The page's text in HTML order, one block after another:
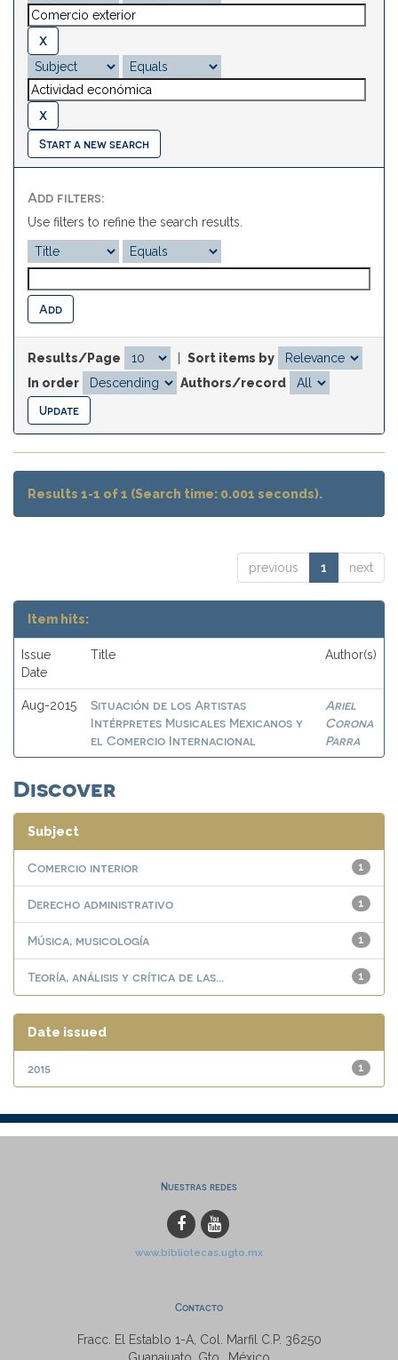
Start a new search
Add filters:
Use filters to refine the search results.
Results/Page
Sort items by
In order
Authors/record
Results 1-1 of 1 (Search time: 0.001 seconds).
previous 1 next
Item hits:
Issue
Date
Title Author(s)
Aug-2015
Situación de los Artistas
Intérpretes Musicales Mexicanos y
el Comercio Internacional
Ariel
Corona
Parra
Discover
Subject
1
Comercio interior
1
Derecho administrativo
1
Música, musicología
1
Teoría, análisis y crítica de las...
Date issued
1
2015
Nuestras redes
www.bibliotecas.ugto.mx
Contacto
Fracc. El Establo 1-A, Col. Marfil C.P. 36250